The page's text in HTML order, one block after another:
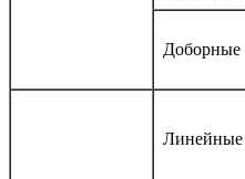
Доборные
Линейные